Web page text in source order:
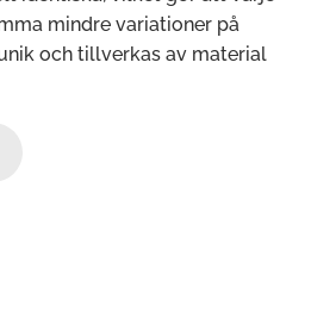
mindre variationer på
och tillverkas av material